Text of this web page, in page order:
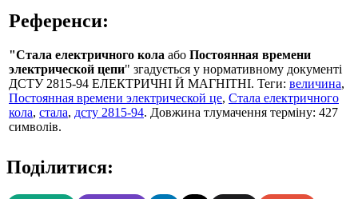
Референси:
"Стала електричного кола або Постоянная времени
электрической цепи" згадується у нормативному документі
ДСТУ 2815-94 ЕЛЕКТРИЧНІ Й МАГНІТНІ. Теги: величина,
Постоянная времени электрической це, Стала електричного
кола, стала, дсту 2815-94. Довжина тлумачення терміну: 427
символів.
Поділитися: